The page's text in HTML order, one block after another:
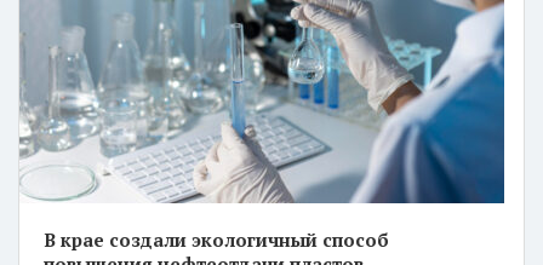
В крае создали экологичный способ